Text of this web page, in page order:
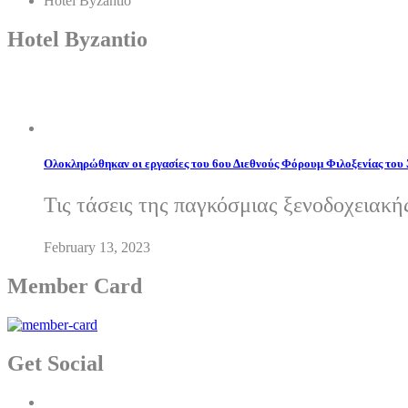
Hotel Byzantio
Ολοκληρώθηκαν οι εργασίες του 6ου Διεθνούς Φόρουμ Φιλοξενίας
Τις τάσεις της παγκόσμιας
February 13, 2023
Member Card
Get Social